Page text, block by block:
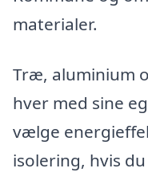
materialer.
Træ, aluminium
hver med sine
vælge
isolering, hvis